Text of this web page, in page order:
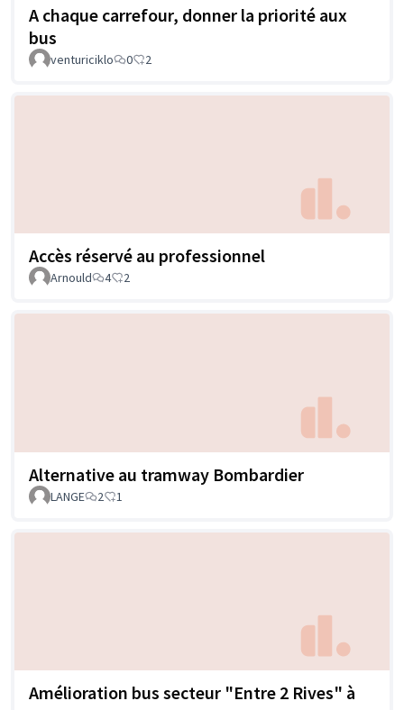
A chaque carrefour, donner la priorité aux
bus
venturiciklo 0 2
Accès réservé au professionnel
Arnould 4 2
Alternative au tramway Bombardier
LANGE 2 1
Amélioration bus secteur "Entre 2 Rives" à